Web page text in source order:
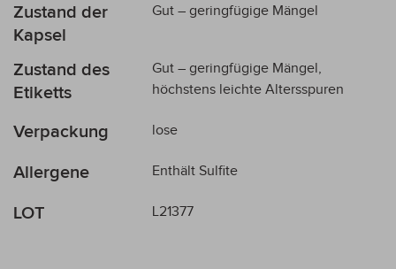
Zustand der
Kapsel
Gut – geringfügige Mängel
Zustand des
Etiketts
Gut – geringfügige Mängel,
höchstens leichte Altersspuren
Verpackung lose
Allergene Enthält Sulfite
LOT L21377